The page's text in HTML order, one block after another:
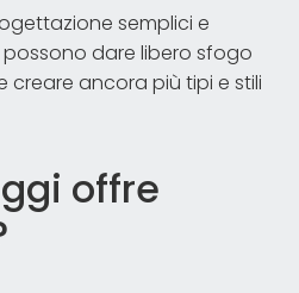
semplici e
dare libero sfogo
creare ancora più tipi e stili
offre